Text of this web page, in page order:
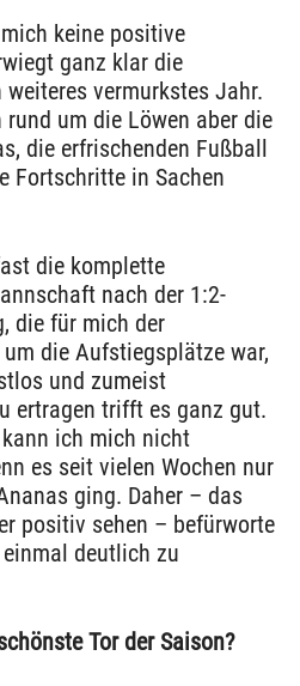
keine positive
ganz klar die
vermurkstes Jahr.
um die Löwen aber die
die erfrischenden Fußball
Fortschritte in Sachen
die komplette
nach der 1:2-
die für mich der
die Aufstiegsplätze war,
und zumeist
ertragen trifft es ganz gut.
ich mich nicht
es seit vielen Wochen nur
ging. Daher – das
positiv sehen – befürworte
deutlich zu
Tor der Saison?